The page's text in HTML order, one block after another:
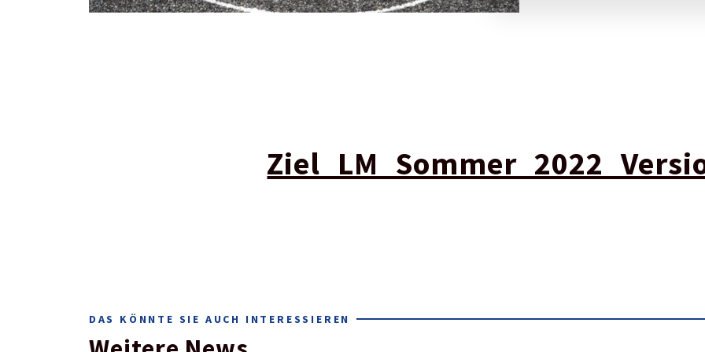
DAS KÖNNTE SIE AUCH INTERESSIEREN